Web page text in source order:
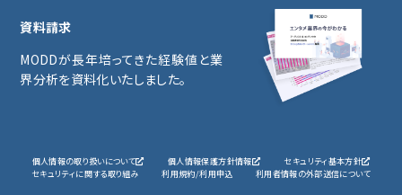
資料請求
MODDが長年培ってきた経験値と業
界分析を資料化いたしました。
個人情報の取り扱いについて 個人情報保護方針情報
セキュリティ基本方針
セキュリティに関する取り組み
利用規約/利用申込 利用者情報の外部送信について